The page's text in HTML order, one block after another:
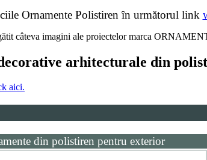
Ornamente Polistiren în următorul link
câteva imagini ale proiectelor marca
arhitecturale din
aici.
din polistiren pentru exterior